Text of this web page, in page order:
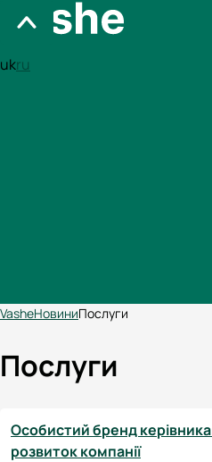
ukru
VasheНовиниПослуги
Послуги
Особистий бренд
розвиток компанії